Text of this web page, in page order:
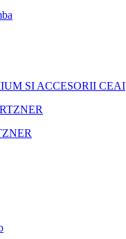
SI ACCESORII CEAI